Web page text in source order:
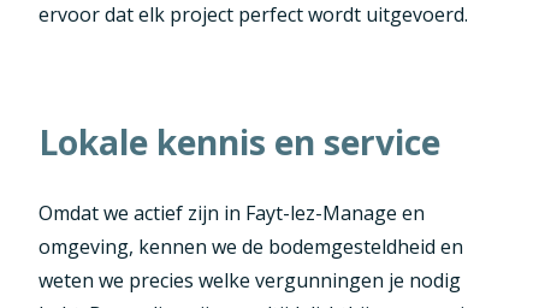
ervoor dat elk project perfect wordt uitgevoerd.
Lokale kennis en service
Omdat we actief zijn in Fayt-lez-Manage en
omgeving, kennen we de bodemgesteldheid en
weten we precies welke vergunningen je nodig